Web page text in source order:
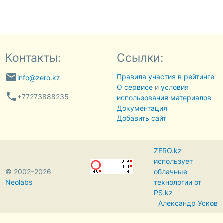
Контакты:
emailinfo@zero.kz
phone +77273888235
Ссылки:
Правила участия в рейтинге
О сервисеи условия
использования материалов
Документация
Добавить сайт
© 2002–2026
Neolabs
ZERO.kz
использует
облачные
технологии от
PS.kz
Александр Усков